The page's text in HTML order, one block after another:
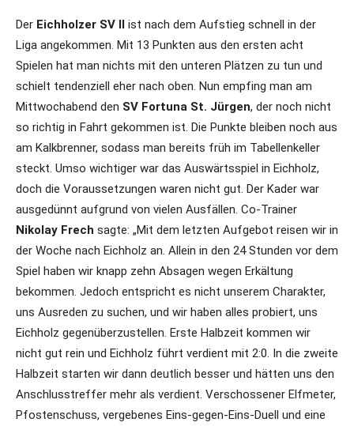
Der Eichholzer SV II ist nach dem Aufstieg schnell in der
Liga angekommen. Mit 13 Punkten aus den ersten acht
Spielen hat man nichts mit den unteren Plätzen zu tun und
schielt tendenziell eher nach oben. Nun empfing man am
Mittwochabend den SV Fortuna St. Jürgen, der noch nicht
so richtig in Fahrt gekommen ist. Die Punkte bleiben noch aus
am Kalkbrenner, sodass man bereits früh im Tabellenkeller
steckt. Umso wichtiger war das Auswärtsspiel in Eichholz,
doch die Voraussetzungen waren nicht gut. Der Kader war
ausgedünnt aufgrund von vielen Ausfällen. Co-Trainer
Nikolay Frech sagte: „Mit dem letzten Aufgebot reisen wir in
der Woche nach Eichholz an. Allein in den 24 Stunden vor dem
Spiel haben wir knapp zehn Absagen wegen Erkältung
bekommen. Jedoch entspricht es nicht unserem Charakter,
uns Ausreden zu suchen, und wir haben alles probiert, uns
Eichholz gegenüberzustellen. Erste Halbzeit kommen wir
nicht gut rein und Eichholz führt verdient mit 2:0. In die zweite
Halbzeit starten wir dann deutlich besser und hätten uns den
Anschlusstreffer mehr als verdient. Verschossener Elfmeter,
Pfostenschuss, vergebenes Eins-gegen-Eins-Duell und eine